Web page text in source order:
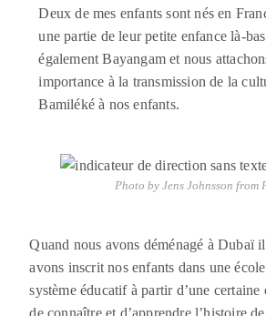
Deux de mes enfants sont nés en
une partie de leur petite enfance là-
également Bayangam et nous
importance à la transmission de la
Bamiléké à nos enfants.
Photo by Jens Johnsson from
Quand nous avons déménagé à Dubaï
avons inscrit nos enfants dans une
système éducatif à partir d’une certaine
de connaître et d’apprendre l’histoire